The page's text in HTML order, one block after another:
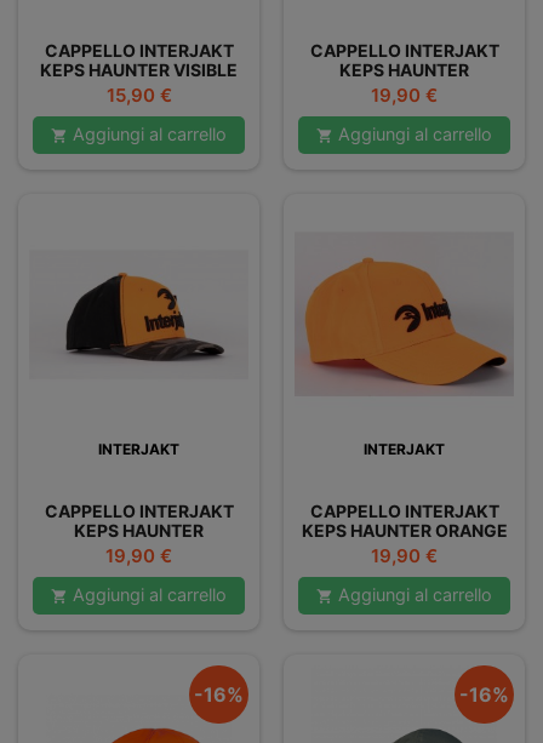
CAPPELLO INTERJAKT
KEPS HAUNTER VISIBLE
ORANGE
Prezzo
15,90 €
 Aggiungi al carrello
CAPPELLO INTERJAKT
KEPS HAUNTER
ORANGE/CAMO
Prezzo
19,90 €
 Aggiungi al carrello
INTERJAKT
CAPPELLO INTERJAKT
KEPS HAUNTER
ORANGE/CAMO
Prezzo
19,90 €
 Aggiungi al carrello
INTERJAKT
CAPPELLO INTERJAKT
KEPS HAUNTER ORANGE
Prezzo
19,90 €
 Aggiungi al carrello
-16% -16%